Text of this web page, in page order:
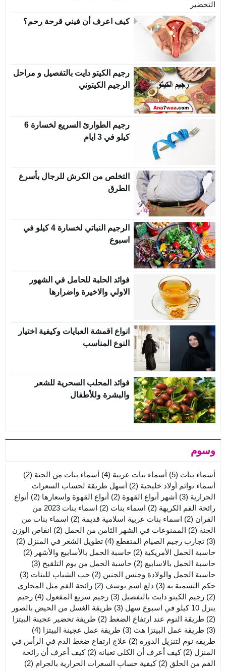
كيف اعرف أن فيني قرحة رحم؟
رجيم الكيتو دايت بالتفصيل و مراحل
الرجيم الكيتوني
رجيم الطوارئ السريع لخسارة 6
كيلو في 3 ايام
التخلص من الكرش للرجال بأسرع
الطرق
الرجيم النباتي لخسارة 4 كيلو في
اسبوع
فوائد الحلبة للحامل في الشهور
الاولي والاخيرة واضرارها
انواع اقمشة العبايات وكيفية اختيار
النوع المناسب
فوائد المحلب السحرية للشعر
والبشرة وللأطفال
وسوم
أسماء بنات (5) أسماء بنات عربية (4) أسماء بنات من الجنة (2)
أسماء توائم أولاد خليجية (2)
أسهل طريقة لحساب السعرات
الحرارية (3) أشهر أنواع القهوة (2) أنواع القهوة واسعارها (2)
أنواع
رائحة الفم الكريهة (2) اسماء بنات (2)
اسماء بنات 2023 من
القران (2) اسماء بنات عربية اسلامية قديمة (2)
اسماء بنات من
الجنة (2) الممنوعات في الشهر الثامن من الحمل (2)
انقاص الوزن
(3)
تجارب رجيم الصيام المتقطع (4) تطويل الشعر في المنزل (2)
حاسبة الحمل الأمريكية (2) حاسبة الحمل بالأسابيع والأشهر (2)
حاسبة الحمل بالاسابيع (2) حاسبة الحمل من يوم التلقيح (3)
حاسبة الحمل والولادة وجنس الجنين (2) حب الشباب للبنات (3)
حكم التسمية به (3) دلع اسم يوسف (2)
رائحة الفم مثل المجاري
(2)
رجيم الكيتو دايت بالتفصيل (3) رجيم سريع المفعول (4)
رجيم
ينزل 10 كيلو في اسبوع سهل
(3)
طريقة الغسل من الحيض بالصور
(2)
طريقة النوم عند ارتفاع الضغط (2)
طريقة تحضير عجينة البيتزا
(3)
طريقة عمل البيتزا هت (3) طريقة عمل عجينة البيتزا (4)
طريقة نوم لتنزيل الدورة (2)
علاج ارتفاع ضغط الدم في الرأس في
المنزل (2) كيف أعرف أن الكلى تعبانه (2)
كيف أعرف أن رائحة
الفم من الحلق (2) كيفية حساب السعرات الحرارية بالجرام (2)